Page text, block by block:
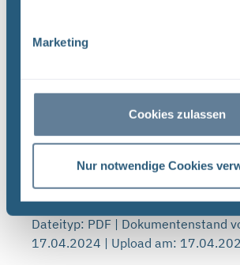
Marketing
Cookies zulassen
Nur notwendige Cookies
FORSCHUNG UND ENTWICKLUNG
Leserinnen, liebe Leser, mit der
Strategie erhalten Sie einen
umfassende Aufgabenspek- ...
Dateityp: PDF | Dokumentenstand
17.04.2024 | Upload am: